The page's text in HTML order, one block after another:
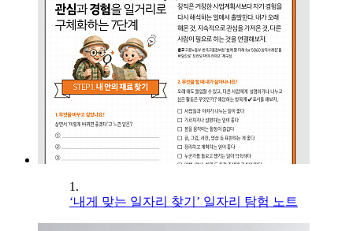
1.
‘내게 맞는 일자리 찾기’ 일자리 탐험 노트